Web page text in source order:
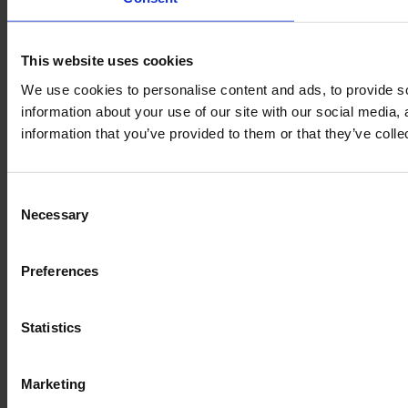
This website uses cookies
We use cookies to personalise content and ads, to provide
information about your use of our site with our social
information that you’ve provided to them or that they’ve
Selection
Necessary
Preferences
Statistics
Marketing